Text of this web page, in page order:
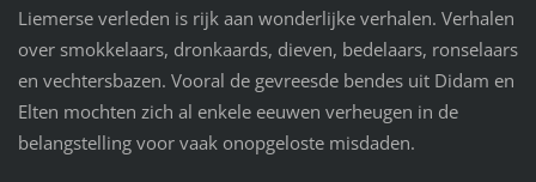
Liemerse verleden is rijk aan wonderlijke verhalen. Verhalen
over smokkelaars, dronkaards, dieven, bedelaars, ronselaars
en vechtersbazen. Vooral de gevreesde bendes uit Didam en
Elten mochten zich al enkele eeuwen verheugen in de
belangstelling voor vaak onopgeloste misdaden.